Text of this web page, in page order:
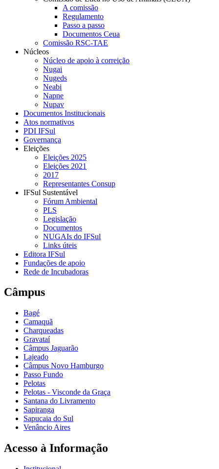
A comissão
Regulamento
Passo a passo
Documentos Ceua
Comissão RSC-TAE
Núcleos
Núcleo de apoio à correição
Nugai
Nugeds
Neabi
Napne
Nupav
Documentos Institucionais
Atos normativos
PDI IFSul
Governança
Eleições
Eleições 2025
Eleições 2021
2017
Representantes Consup
IFSul Sustentável
Fórum Ambiental
PLS
Legislação
Documentos
NUGAIs do IFSul
Links úteis
Editora IFSul
Fundações de apoio
Rede de Incubadoras
Câmpus
Bagé
Camaquã
Charqueadas
Gravataí
Câmpus Jaguarão
Lajeado
Câmpus Novo Hamburgo
Passo Fundo
Pelotas
Pelotas - Visconde da Graça
Santana do Livramento
Sapiranga
Sapucaia do Sul
Venâncio Aires
Acesso à Informação